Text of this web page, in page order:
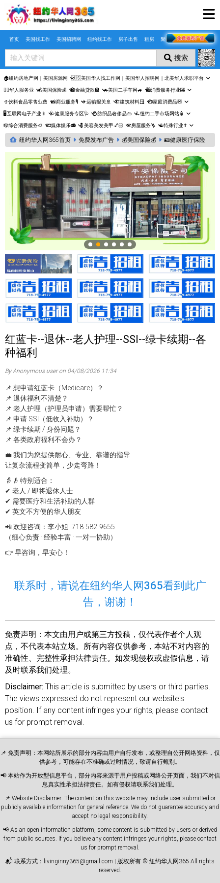
Skip to main content
首页 美国找工作 美国招聘网 纽约找工作 房子出售 租房 聚合页
搜索
🏠纽约房地产网｜美国房源网 🇺🇸美国华人找工作网｜美国华人招聘网｜北美华人求职平台
🤵‍♀️华人服务业 💰美国保险💰 🏦金融贷款🏦 🚗美国二手车网🚙 🛍️消费服务行业🎰
🥤饮料食品零售业🍟 📸商业服务🎙️ ✈️运输报关🚢 🏗️建筑材料🪟 📺家庭消费品🧸
🖥️互联网电子产业📱 🩺健康服务专区🩺 💍纺织品奢侈品👜 🛴纽约二手市场网站🧴
🎼综合消费服务🎨 🎞️媒体娱乐📻 💈美容美发美甲💅🏻 ⚒️房屋服务🪜 ☯️特殊行业✝️
纽约华人网365首页 免费发布广告 💰美国保险💰 🪪健康医疗保险
红蓝卡--退休--老人护理--SSI--绿卡续期--各
种福利
By Anonymous user on 04/08/2026 11:34
📌 想申请红蓝卡（Medicare）？
📌 退休福利不清楚？
📌 老人护理（护理员申请）需要帮忙？
📌 申请 SSI（低收入补助）？
📌 绿卡续期 / 身份问题？
📌 各类政府福利不会办？
💼 我们为您提供耐心、专业、靠谱的指导
让复杂流程变简单，少走弯路！
👵👴 特别适合：
✔ 老人 / 即将退休人士
✔ 需要医疗和生活补助的人群
✔ 英文不方便的华人朋友
📲 欢迎咨询：李小姐- 718-582-9655
（细心负责 · 经验丰富 · 一对一协助）
👉 早咨询，早安心！
联系时，请说在纽约华人网365看到此广
告，谢谢！
免责声明： 本文由用户或第三方投稿，仅代表作者个人观
点，不代表本站立场。所有内容仅供参考，本站不对内容的
准确性、完整性承担法律责任。如发现侵权或虚假信息，请
及时联系我们处理。
Disclaimer: This article is submitted by users or third parties.
The views expressed do not represent our website's
position. If any content infringes your rights, please contact
us for prompt removal.
📌 免责声明：本网站所展示的部分内容由用户自行发布，或整理自公开网络资料，仅
供参考，可能存在不准确或过时情况，敬请自行甄别。
📢 本站作为开放型信息平台，部分内容来源于用户投稿或网络公开页面，我们不对信
息真实性承担法律责任。如有侵权请联系我们处理。
📌 Website Disclaimer: The content on this website may include user-submitted or
publicly available information for general reference. We do not guarantee accuracy and
accept no legal responsibility.
📢 As an open information platform, some content is submitted by users or derived
from public sources. If you believe any content infringes your rights, please contact
us for prompt removal.
📬 联系方式：livinginny365@gmail.com | 版权所有 © 纽约华人网365 All rights
reserved.